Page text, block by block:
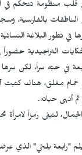
منظومة تتحكم في
بالفارسية،
في تطور البلاغة
التراجيدية حضوراً
في حبّه سراً، لكن
مغلق، هناك كتبت
أنهى حياته.
لتبقى رمزاً
"رابعة بلخي" الذي